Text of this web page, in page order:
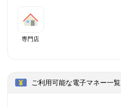
専門店
ご利用可能な電子マネー一覧